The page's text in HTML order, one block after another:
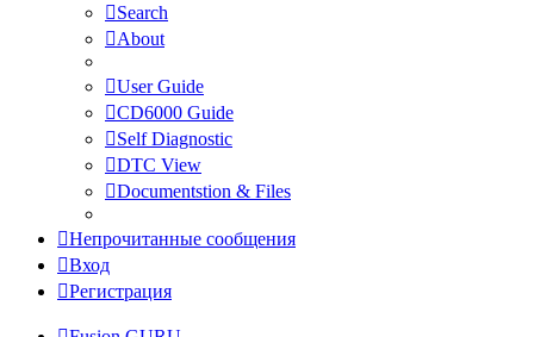
Search
About
User Guide
CD6000 Guide
Self Diagnostic
DTC View
Documentstion & Files
Непрочитанные сообщения
Вход
Регистрация